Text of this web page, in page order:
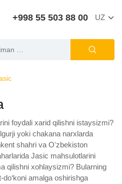
+998 55 503 88 00 UZ
foydali xarid qilishni istaysizmi?
yoki chakana narxlarda
shahri va Oʻzbekiston
Jasic mahsulotlarini
qilishni xohlaysizmi? Bularning
amalga oshirishga